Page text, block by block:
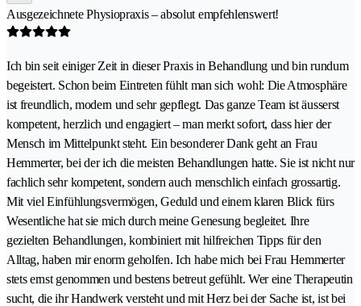
Ausgezeichnete Physiopraxis – absolut empfehlenswert!
Ich bin seit einiger Zeit in dieser Praxis in Behandlung und bin rundum
begeistert. Schon beim Eintreten fühlt man sich wohl: Die Atmosphäre
ist freundlich, modern und sehr gepflegt. Das ganze Team ist äusserst
kompetent, herzlich und engagiert – man merkt sofort, dass hier der
Mensch im Mittelpunkt steht. Ein besonderer Dank geht an Frau
Hemmerter, bei der ich die meisten Behandlungen hatte. Sie ist nicht nur
fachlich sehr kompetent, sondern auch menschlich einfach grossartig.
Mit viel Einfühlungsvermögen, Geduld und einem klaren Blick fürs
Wesentliche hat sie mich durch meine Genesung begleitet. Ihre
gezielten Behandlungen, kombiniert mit hilfreichen Tipps für den
Alltag, haben mir enorm geholfen. Ich habe mich bei Frau Hemmerter
stets ernst genommen und bestens betreut gefühlt. Wer eine Therapeutin
sucht, die ihr Handwerk versteht und mit Herz bei der Sache ist, ist bei